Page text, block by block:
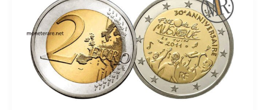
2012
10°
Anniversario
dell’Euro